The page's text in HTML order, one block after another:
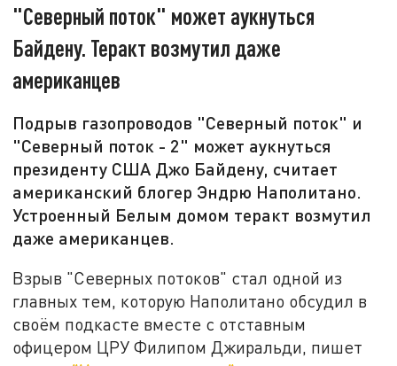
"Северный поток" может аукнуться
Байдену. Теракт возмутил даже
американцев
Подрыв газопроводов "Северный поток" и
"Северный поток - 2" может аукнуться
президенту США Джо Байдену, считает
американский блогер Эндрю Наполитано.
Устроенный Белым домом теракт возмутил
даже американцев.
Взрыв "Северных потоков" стал одной из
главных тем, которую Наполитано обсудил в
своём подкасте вместе с отставным
офицером ЦРУ Филипом Джиральди, пишет